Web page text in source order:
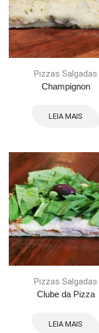
Pizzas Salgadas
Champignon
LEIA MAIS
Pizzas Salgadas
Clube da Pizza
LEIA MAIS